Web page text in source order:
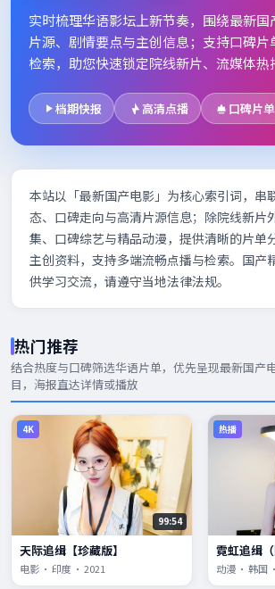
实时梳理华语影坛上新节奏，围绕最新国
片源、剧情要点与主创信息；支持口碑片
检索，助您快速锁定院线新片、流媒体热
档期快报 高清点播 口碑片单
本站以「最新国产电影」为核心索引词，串
态、口碑走向与高清片源信息；除院线新片
集、口碑综艺与精品动漫，提供清晰的片单
主创资料，支持多端流畅点播与检索。国产
供学习交流，请遵守当地法律法规。
热门推荐
结合热度与口碑筛选华语片单，优先呈现最新国产
目，海报直达详情或播放
4K
99:54
天际追缉【珍藏版】
电影 · 印度 · 2021
热播
霓虹追缉（
动漫 · 韩国